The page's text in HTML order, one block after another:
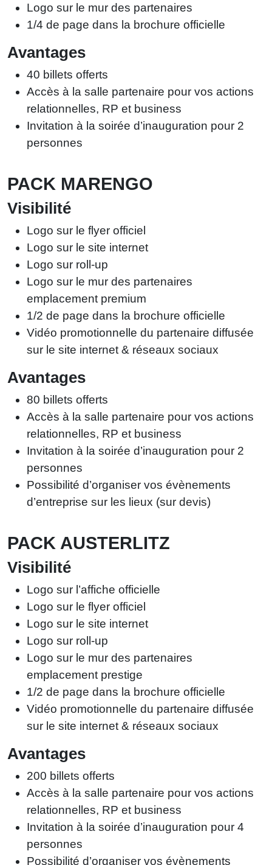
Logo sur le mur des partenaires
1/4 de page dans la brochure officielle
Avantages
40 billets offerts
Accès à la salle partenaire pour vos actions
relationnelles, RP et business
Invitation à la soirée d’inauguration pour 2
personnes
PACK MARENGO
Visibilité
Logo sur le flyer officiel
Logo sur le site internet
Logo sur roll-up
Logo sur le mur des partenaires
emplacement premium
1/2 de page dans la brochure officielle
Vidéo promotionnelle du partenaire diffusée
sur le site internet & réseaux sociaux
Avantages
80 billets offerts
Accès à la salle partenaire pour vos actions
relationnelles, RP et business
Invitation à la soirée d’inauguration pour 2
personnes
Possibilité d’organiser vos évènements
d’entreprise sur les lieux (sur devis)
PACK AUSTERLITZ
Visibilité
Logo sur l’affiche officielle
Logo sur le flyer officiel
Logo sur le site internet
Logo sur roll-up
Logo sur le mur des partenaires
emplacement prestige
1/2 de page dans la brochure officielle
Vidéo promotionnelle du partenaire diffusée
sur le site internet & réseaux sociaux
Avantages
200 billets offerts
Accès à la salle partenaire pour vos actions
relationnelles, RP et business
Invitation à la soirée d’inauguration pour 4
personnes
Possibilité d’organiser vos évènements